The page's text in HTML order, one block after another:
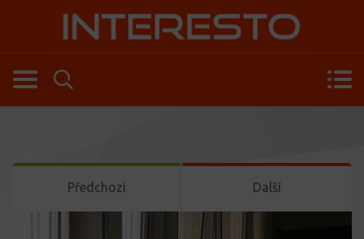
Předchozí Další